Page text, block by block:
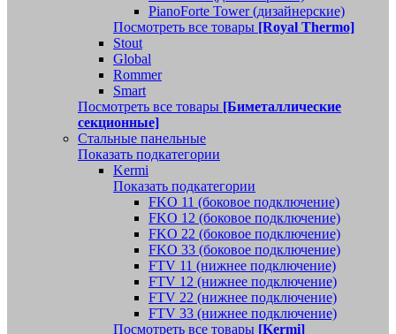
PianoForte Tower (дизайнерские)
Посмотреть все товары [Royal Thermo]
Stout
Global
Rommer
Smart
Посмотреть все товары [Биметаллические
секционные]
Стальные панельные
Показать подкатегории
Kermi
Показать подкатегории
FKO 11 (боковое подключение)
FKO 12 (боковое подключение)
FKO 22 (боковое подключение)
FKO 33 (боковое подключение)
FTV 11 (нижнее подключение)
FTV 12 (нижнее подключение)
FTV 22 (нижнее подключение)
FTV 33 (нижнее подключение)
Посмотреть все товары [Kermi]